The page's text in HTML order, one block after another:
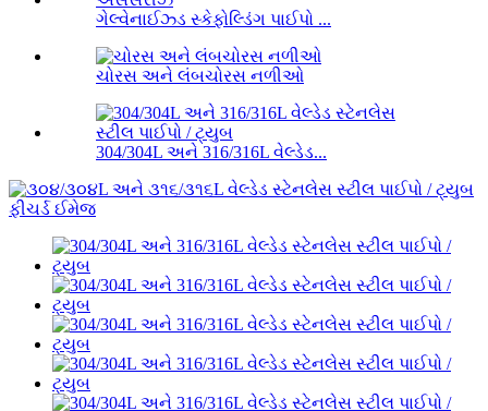
ગેલ્વેનાઈઝ્ડ સ્કેફોલ્ડિંગ પાઈપો ...
ચોરસ અને લંબચોરસ નળીઓ
304/304L અને 316/316L વેલ્ડેડ...